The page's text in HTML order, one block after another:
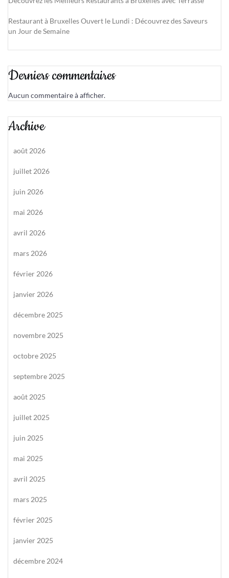
Restaurant à Bruxelles Ouvert le Lundi : Découvrez des Saveurs
un Jour de Semaine
Derniers commentaires
Aucun commentaire à afficher.
Archive
août 2026
juillet 2026
juin 2026
mai 2026
avril 2026
mars 2026
février 2026
janvier 2026
décembre 2025
novembre 2025
octobre 2025
septembre 2025
août 2025
juillet 2025
juin 2025
mai 2025
avril 2025
mars 2025
février 2025
janvier 2025
décembre 2024